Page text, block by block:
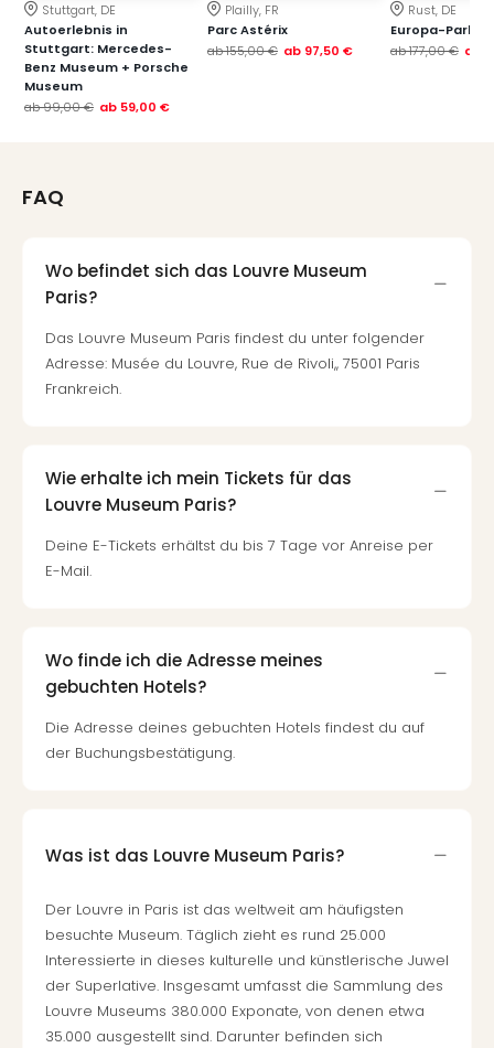
Stuttgart, DE
Autoerlebnis in
Stuttgart: Mercedes-
Benz Museum + Porsche
Museum
ab99,00 € ab 59,00 €
Plailly, FR
Parc Astérix
ab155,00 € ab 97,50 €
Rust, DE
Europa-Park
ab177,00 € ab
FAQ
Wo befindet sich das Louvre Museum
Paris?
Das Louvre Museum Paris findest du unter folgender
Adresse: Musée du Louvre, Rue de Rivoli,, 75001 Paris
Frankreich.
Wie erhalte ich mein Tickets für das
Louvre Museum Paris?
Deine E-Tickets erhältst du bis 7 Tage vor Anreise per
E-Mail.
Wo finde ich die Adresse meines
gebuchten Hotels?
Die Adresse deines gebuchten Hotels findest du auf
der Buchungsbestätigung.
Was ist das Louvre Museum Paris?
Der Louvre in Paris ist das weltweit am häufigsten
besuchte Museum. Täglich zieht es rund 25.000
Interessierte in dieses kulturelle und künstlerische Juwel
der Superlative. Insgesamt umfasst die Sammlung des
Louvre Museums 380.000 Exponate, von denen etwa
35.000 ausgestellt sind. Darunter befinden sich